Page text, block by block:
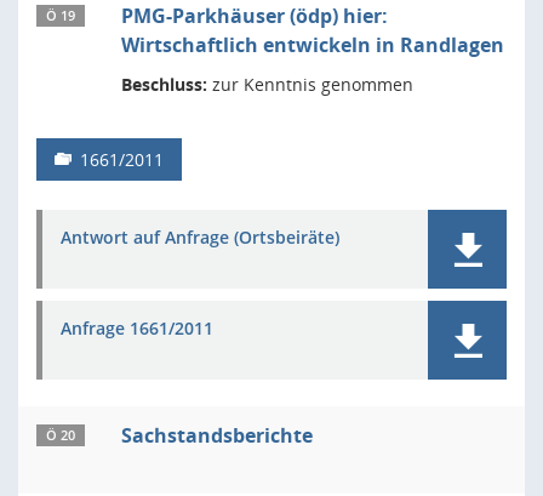
Ö 19
PMG-Parkhäuser (ödp) hier:
Wirtschaftlich entwickeln in Randlagen
Beschluss: zur Kenntnis genommen
1661/2011
Antwort auf Anfrage (Ortsbeiräte)
Anfrage 1661/2011
Ö 20 Sachstandsberichte